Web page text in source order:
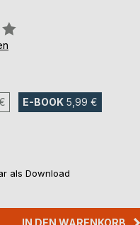
E-BOOK 5,99 €
als Download
IN DEN WARENKORB